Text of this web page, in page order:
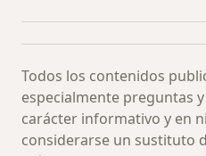
Todos los contenidos
especialmente preguntas
carácter informativo y en
considerarse un sustituto